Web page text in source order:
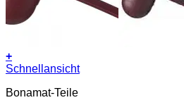
+
Schnellansicht
Bonamat-Teile